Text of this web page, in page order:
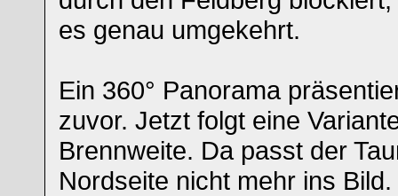
es genau umgekehrt.
Ein 360° Panorama
zuvor. Jetzt folgt eine
Brennweite. Da passt der
Nordseite nicht mehr ins Bild.